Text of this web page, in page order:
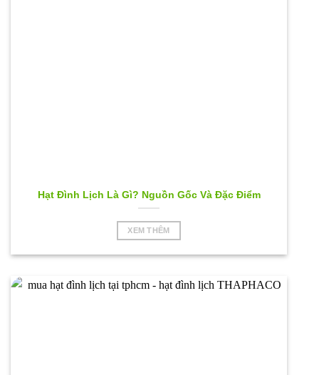
Hạt Đình Lịch Là Gì? Nguồn Gốc Và Đặc Điểm
XEM THÊM